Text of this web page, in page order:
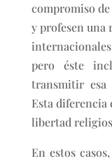
compromiso
y profesen una
pero éste
transmitir esa
Esta diferencia
libertad
En estos